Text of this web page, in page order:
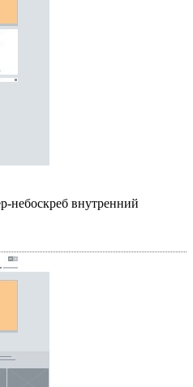
небоскреб внутренний